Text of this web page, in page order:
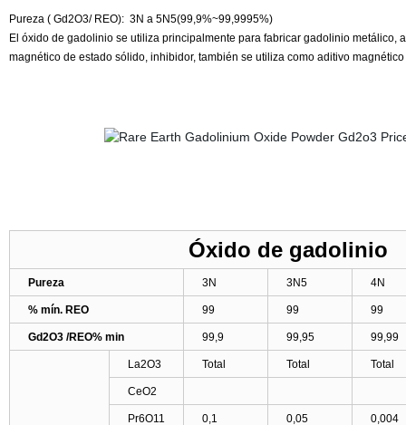
Pureza ( Gd2O3/ REO): 3N a 5N5(99,9%~99,9995%)
El óxido de gadolinio se utiliza principalmente para fabricar gadolinio
magnético de estado sólido, inhibidor, también se utiliza como aditivo
Óxido de gadolinio
Pureza 3N 3N5 4N
% mín. REO 99 99 99
Gd2O3 /REO% min 99,9 99,95 99,99
La2O3 Total Total Total
CeO2
Pr6O11 0,1 0,05 0,004